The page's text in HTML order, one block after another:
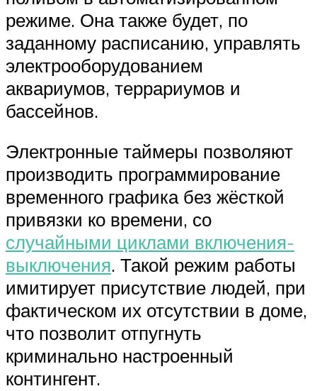
режиме. Она также будет, по
заданному расписанию, управлять
электрооборудованием
аквариумов, террариумов и
бассейнов.
Электронные таймеры позволяют
производить программирование
временного графика без жёсткой
привязки ко времени, со
случайными циклами включения-
выключения. Такой режим работы
имитирует присутствие людей, при
фактическом их отсутствии в доме,
что позволит отпугнуть
криминально настроенный
контингент.